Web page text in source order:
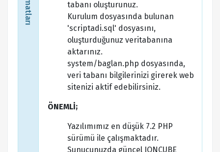
tabanı oluşturunuz.
Kurulum dosyasında bulunan
'scriptadi.sql' dosyasını,
oluşturduğunuz veritabanına
aktarınız.
system/baglan.php dosyasında,
veri tabanı bilgilerinizi girerek web
sitenizi aktif edebilirsiniz.
ÖNEMLİ;
Yazılımımız en düşük 7.2 PHP
sürümü ile çalışmaktadır.
Sunucunuzda güncel IONCUBE